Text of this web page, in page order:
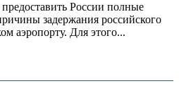
России полные
задержания российского
аэропорту. Для этого...